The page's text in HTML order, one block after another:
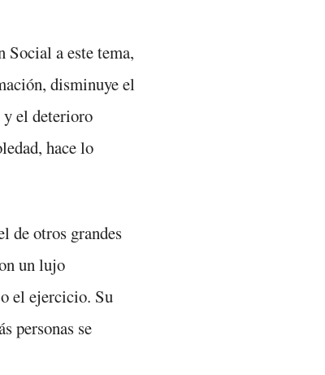
a este tema,
disminuye el
y el deterioro
hace lo
de otros grandes
un lujo
el ejercicio. Su
personas se